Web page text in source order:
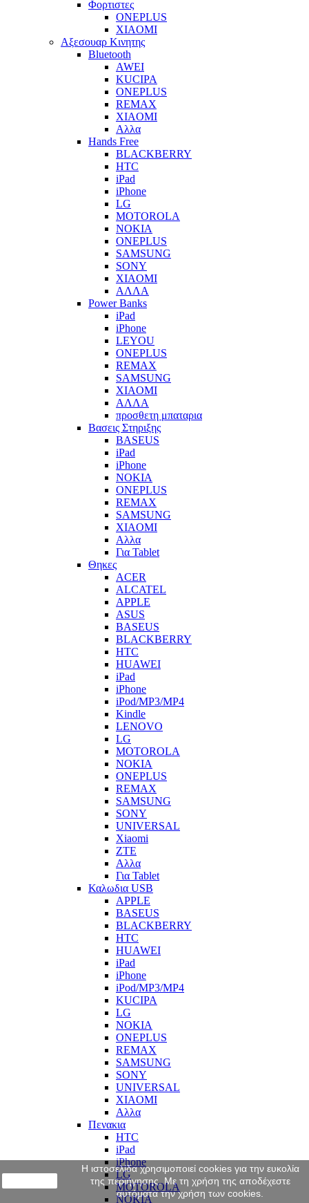
Φορτιστες
ONEPLUS
XIAOMI
Αξεσουαρ Κινητης
Bluetooth
AWEI
KUCIPA
ONEPLUS
REMAX
XIAOMI
Αλλα
Hands Free
BLACKBERRY
HTC
iPad
iPhone
LG
MOTOROLA
NOKIA
ONEPLUS
SAMSUNG
SONY
XIAOMI
ΑΛΛΑ
Power Banks
iPad
iPhone
LEYOU
ONEPLUS
REMAX
SAMSUNG
XIAOMI
ΑΛΛΑ
προσθετη μπαταρια
Βασεις Στηριξης
BASEUS
iPad
iPhone
NOKIA
ONEPLUS
REMAX
SAMSUNG
XIAOMI
Αλλα
Για Tablet
Θηκες
ACER
ALCATEL
APPLE
ASUS
BASEUS
BLACKBERRY
HTC
HUAWEI
iPad
iPhone
iPod/MP3/MP4
Kindle
LENOVO
LG
MOTOROLA
NOKIA
ONEPLUS
REMAX
SAMSUNG
SONY
UNIVERSAL
Xiaomi
ZTE
Αλλα
Για Tablet
Καλωδια USB
APPLE
BASEUS
BLACKBERRY
HTC
HUAWEI
iPad
iPhone
iPod/MP3/MP4
KUCIPA
LG
NOKIA
ONEPLUS
REMAX
SAMSUNG
SONY
UNIVERSAL
XIAOMI
Αλλα
Πενακια
HTC
iPad
iPhone
LG
MOTOROLA
NOKIA
Η ιστοσελίδα χρησιμοποιεί cookies για την ευκολία
της περιήγησης. Με τη χρήση της αποδέχεστε
αυτόματα την χρήση των cookies.